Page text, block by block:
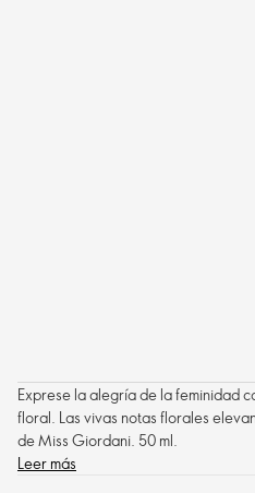
Exprese la alegría de la feminidad
floral. Las vivas notas florales
de Miss Giordani. 50 ml.
Leer más